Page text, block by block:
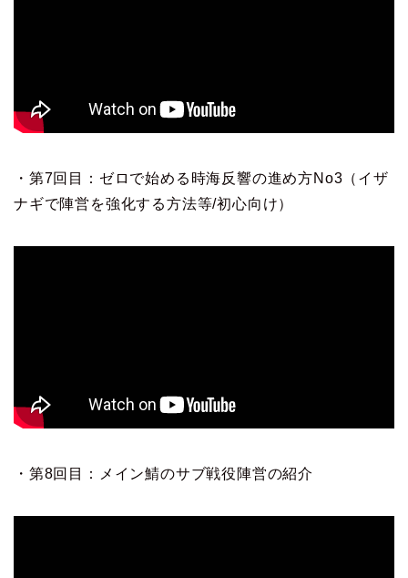
・第7回目：ゼロで始める時海反響の進め方No3（イザ
ナギで陣営を強化する方法等/初心向け）
・第8回目：メイン鯖のサブ戦役陣営の紹介